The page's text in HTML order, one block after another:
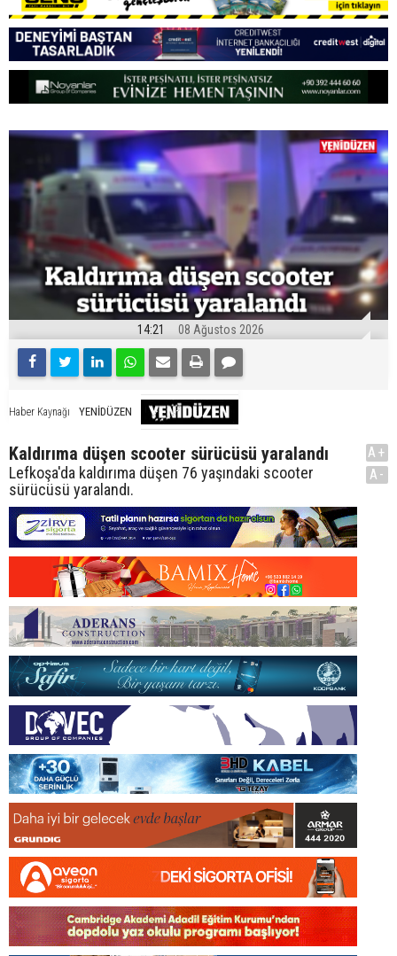
14:21 08 Ağustos 2026
Haber Kaynağı YENİDÜZEN
Kaldırıma düşen scooter sürücüsü yaralandı
Lefkoşa'da kaldırıma düşen 76 yaşındaki scooter
sürücüsü yaralandı.
A+
A-